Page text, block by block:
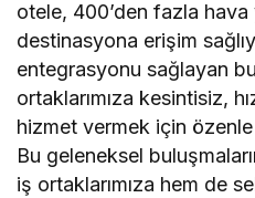
otele, 400’den fazla
destinasyona erişim
entegrasyonu sağlayan
ortaklarımıza kesintisiz,
hizmet vermek için özenle
Bu geleneksel
iş ortaklarımıza hem de